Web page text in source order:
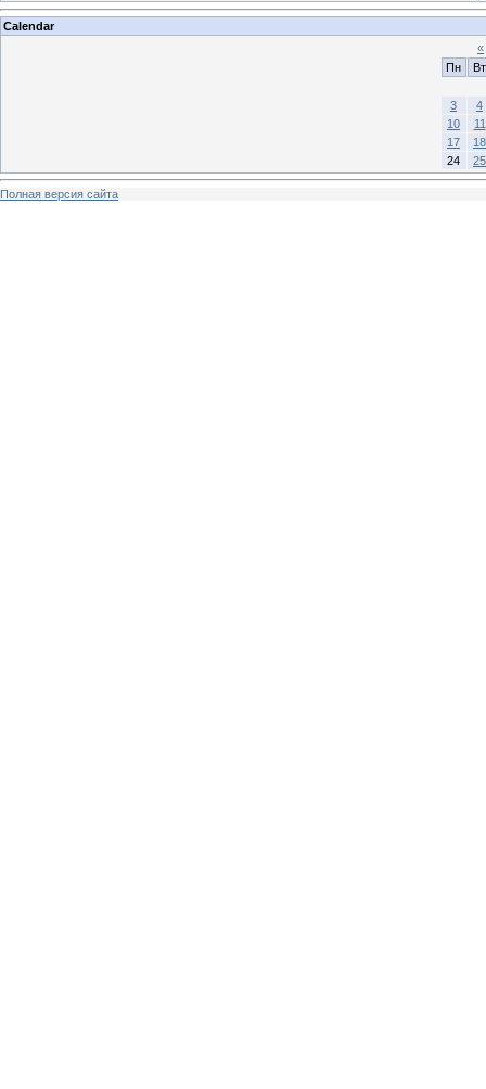
Calendar
«
Пн
Вт
3
4
10
11
17
18
24
25
Полная версия сайта